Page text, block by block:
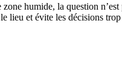
humide, la question
lieu et évite les décisions